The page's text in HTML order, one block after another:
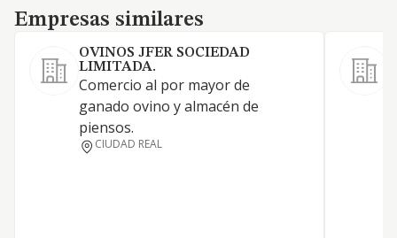
Empresas similares
Empresas similares
OVINOS JFER SOCIEDAD
LIMITADA.
Comercio al por mayor de
ganado ovino y almacén de
piensos.
CIUDAD REAL